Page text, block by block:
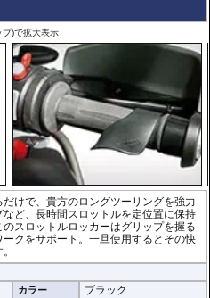
プ)で拡大表示
けで、貴方のロングツーリングを強力
ど、長時間スロットルを定位置に保持
スロットルロッカーはグリップを握る
クをサポート。一旦使用するとその快
カラー ブラック